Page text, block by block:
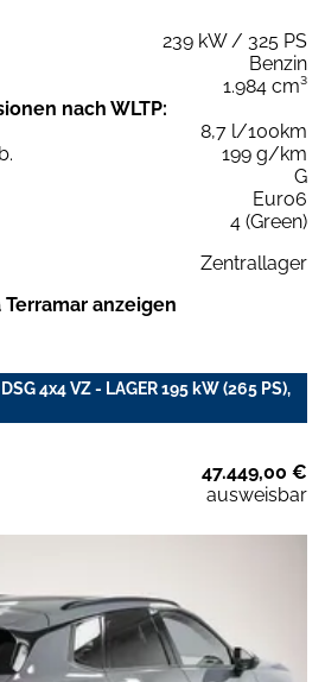
239 kW / 325 PS
Benzin
1.984 cm³
nach WLTP:
8,7 l/100km
199 g/km
G
Euro6
4 (Green)
Zentrallager
Terramar anzeigen
4x4 VZ - LAGER 195 kW (265 PS),
47.449,00 €
ausweisbar